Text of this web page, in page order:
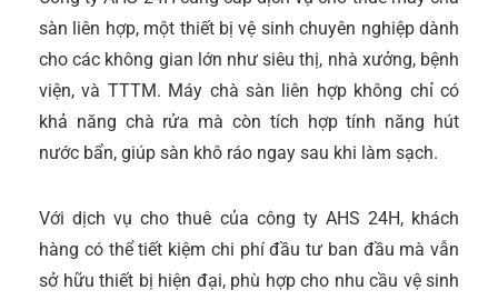
sàn liên hợp, một thiết bị vệ sinh chuyên nghiệp dành
cho các không gian lớn như siêu thị, nhà xưởng, bệnh
viện, và TTTM. Máy chà sàn liên hợp không chỉ có
khả năng chà rửa mà còn tích hợp tính năng hút
nước bẩn, giúp sàn khô ráo ngay sau khi làm sạch.
Với dịch vụ cho thuê của công ty AHS 24H, khách
hàng có thể tiết kiệm chi phí đầu tư ban đầu mà vẫn
sở hữu thiết bị hiện đại, phù hợp cho nhu cầu vệ sinh